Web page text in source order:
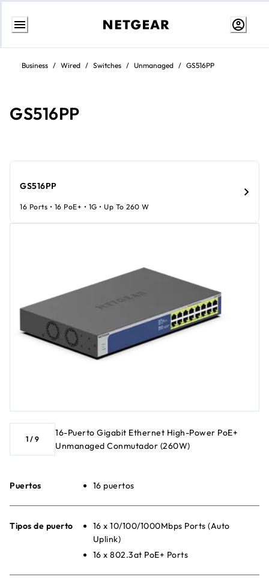
Ir
contenido
Business / Wired / Switches / Unmanaged / GS516PP
GS516PP
1 / 9
16-Puerto Gigabit Ethernet High-Power PoE+
Unmanaged Conmutador (260W)
Puertos 16 puertos
Tipos de puerto
16 x 10/100/1000Mbps Ports (Auto
Uplink)
16 x 802.3at PoE+ Ports
GS516PP
16 Ports • 16 PoE+ • 1G • Up To 260 W